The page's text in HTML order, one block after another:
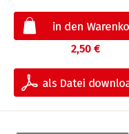
2,50 €